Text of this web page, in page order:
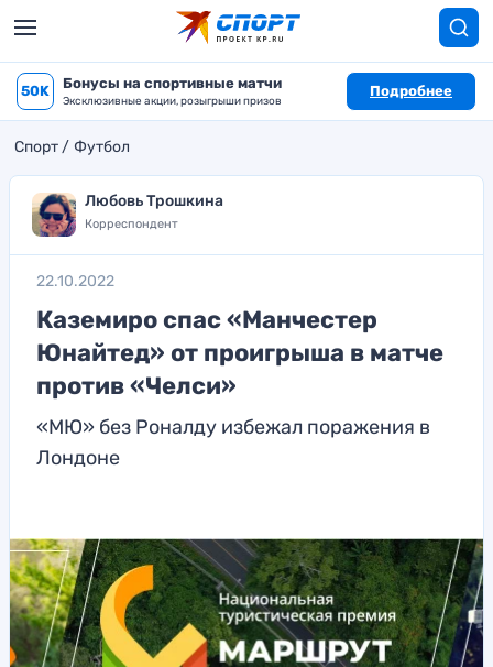
50K Бонусы на спортивные матчи
Эксклюзивные акции, розыгрыши призов
Подробнее
Спорт Футбол
Любовь Трошкина
Корреспондент
22.10.2022
Каземиро спас «Манчестер
Юнайтед» от проигрыша в матче
против «Челси»
«МЮ» без Роналду избежал поражения в
Лондоне